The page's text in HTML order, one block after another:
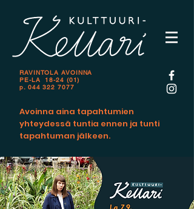
RAVINTOLA AVOINNA
PE-LA 18-24 (01)
p. 044 322 7077
Avoinna aina tapahtumien
yhteydessä tuntia ennen ja tunti
tapahtuman jälkeen.